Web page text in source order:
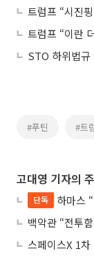
트럼프 “이란
#푸틴 #트
고대영 기자의
단독
하마스 “